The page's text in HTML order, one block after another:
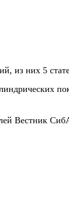
из них 5
Вестник